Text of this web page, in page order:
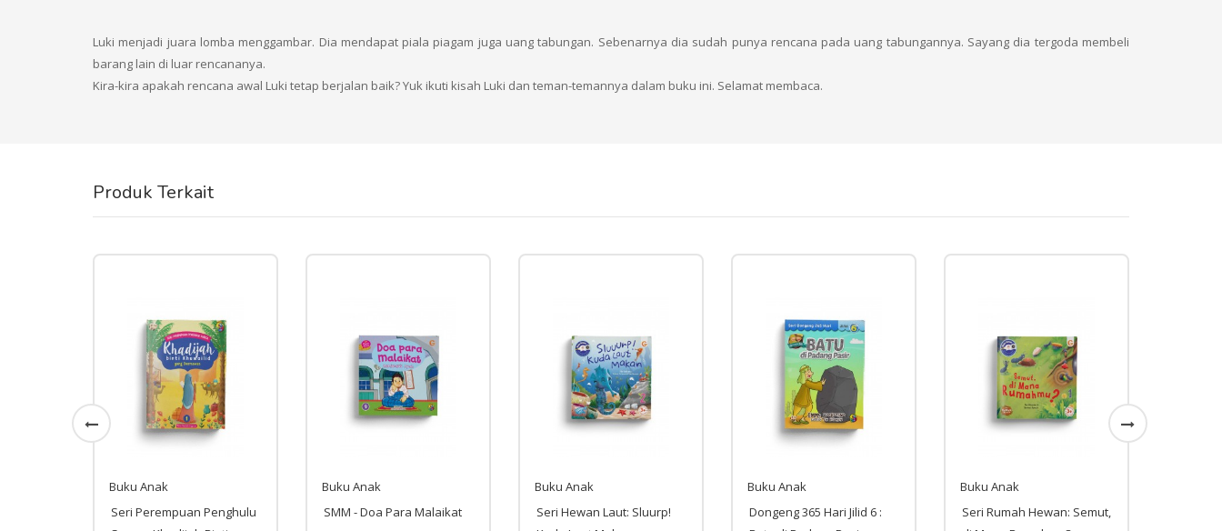
Luki menjadi juara lomba menggambar. Dia mendapat piala piagam juga uang tabungan. Sebenarnya dia sudah punya rencana pada uang tabungannya. Sayang dia tergoda membeli
barang lain di luar rencananya.
Kira-kira apakah rencana awal Luki tetap berjalan baik? Yuk ikuti kisah Luki dan teman-temannya dalam buku ini. Selamat membaca.
Produk Terkait
Buku Anak
Seri Perempuan Penghulu
Buku Anak
SMM - Doa Para Malaikat
Buku Anak
Seri Hewan Laut: Sluurp!
Buku Anak
Dongeng 365 Hari Jilid 6 :
Buku Anak
Seri Rumah Hewan: Semut,